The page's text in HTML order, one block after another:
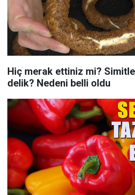
Hiç merak ettiniz mi?
delik? Nedeni belli oldu